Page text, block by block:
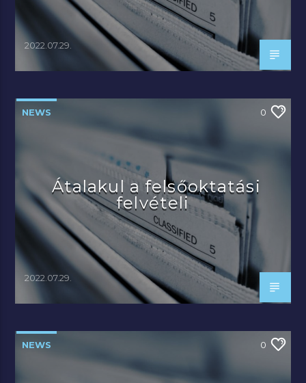
2022.07.29.
NEWS 0
Átalakul a felsőoktatási
felvételi
2022.07.29.
NEWS 0